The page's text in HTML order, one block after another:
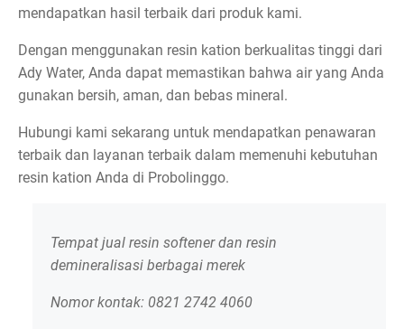
mendapatkan hasil terbaik dari produk kami.
Dengan menggunakan resin kation berkualitas tinggi dari
Ady Water, Anda dapat memastikan bahwa air yang Anda
gunakan bersih, aman, dan bebas mineral.
Hubungi kami sekarang untuk mendapatkan penawaran
terbaik dan layanan terbaik dalam memenuhi kebutuhan
resin kation Anda di Probolinggo.
Tempat jual resin softener dan resin
demineralisasi berbagai merek
Nomor kontak: 0821 2742 4060